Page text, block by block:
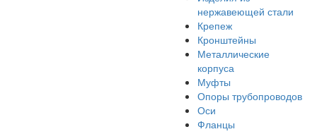
нержавеющей стали
Крепеж
Кронштейны
Металлические
корпуса
Муфты
Опоры трубопроводов
Оси
Фланцы